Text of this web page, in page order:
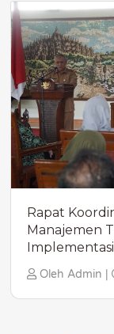
Rapat
Manajemen
Oleh Admin |